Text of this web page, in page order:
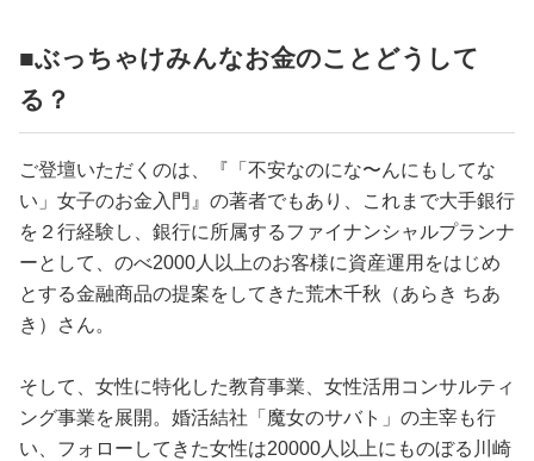
■ぶっちゃけみんなお金のことどうして
る？
ご登壇いただくのは、『「不安なのにな〜んにもしてな
い」女子のお金入門』の著者でもあり、これまで大手銀行
を２行経験し、銀行に所属するファイナンシャルプランナ
ーとして、のべ2000人以上のお客様に資産運用をはじめ
とする金融商品の提案をしてきた荒木千秋（あらき ちあ
き）さん。
そして、女性に特化した教育事業、女性活用コンサルティ
ング事業を展開。婚活結社「魔女のサバト」の主宰も行
い、フォローしてきた女性は20000人以上にものぼる川崎